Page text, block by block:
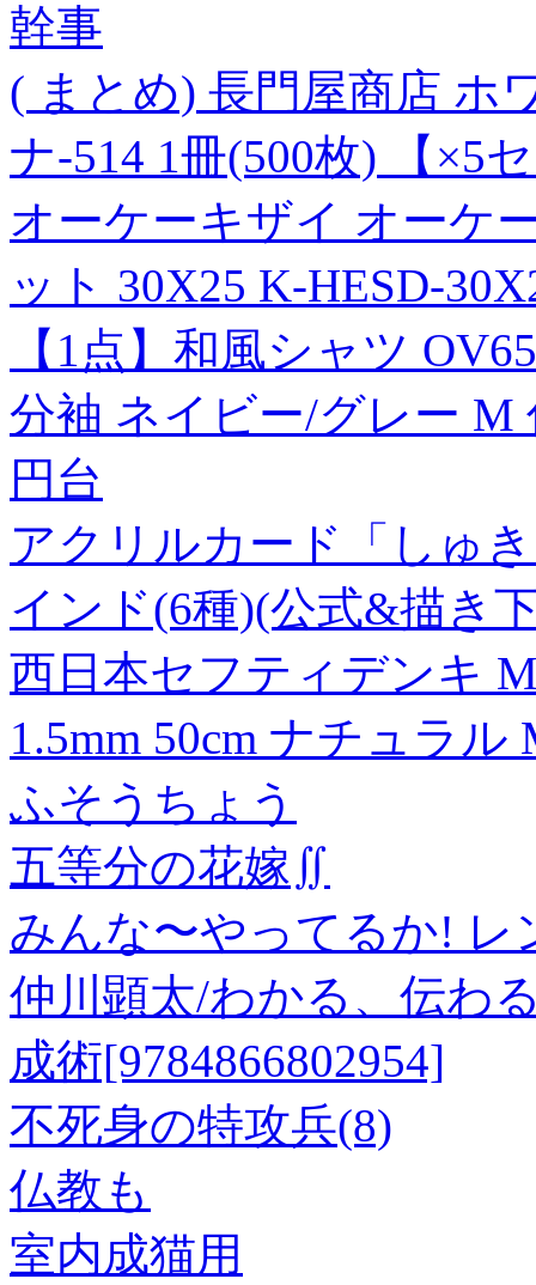
幹事
( まとめ) 長門屋商店 ホ
ナ-514 1冊(500枚) 【×5
オーケーキザイ オーケ
ット 30X25 K-HESD-
【1点】和風シャツ
分袖 ネイビー/グレー M
円台
アクリルカード「しゅ
インド(6種)(公式&描き
西日本セフティデンキ
1.5mm 50cm ナチュラル
ふそうちょう
五等分の花嫁∬
みんな〜やってるか! レ
仲川顕太/わかる、伝わ
成術[9784866802954]
不死身の特攻兵(8)
仏教も
室内成猫用